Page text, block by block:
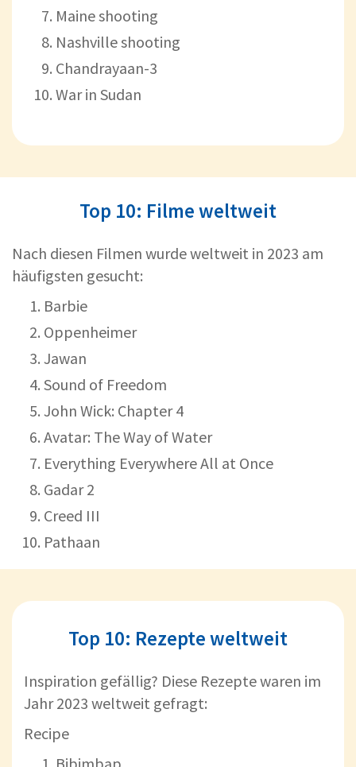
Maine shooting
Nashville shooting
Chandrayaan-3
War in Sudan
Top 10: Filme weltweit
Nach diesen Filmen wurde weltweit in 2023 am
häufigsten gesucht:
Barbie
Oppenheimer
Jawan
Sound of Freedom
John Wick: Chapter 4
Avatar: The Way of Water
Everything Everywhere All at Once
Gadar 2
Creed III
Pathaan
Top 10: Rezepte weltweit
Inspiration gefällig? Diese Rezepte waren im
Jahr 2023 weltweit gefragt:
Recipe